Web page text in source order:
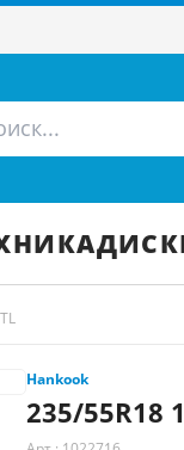
Hankook
235/55R18